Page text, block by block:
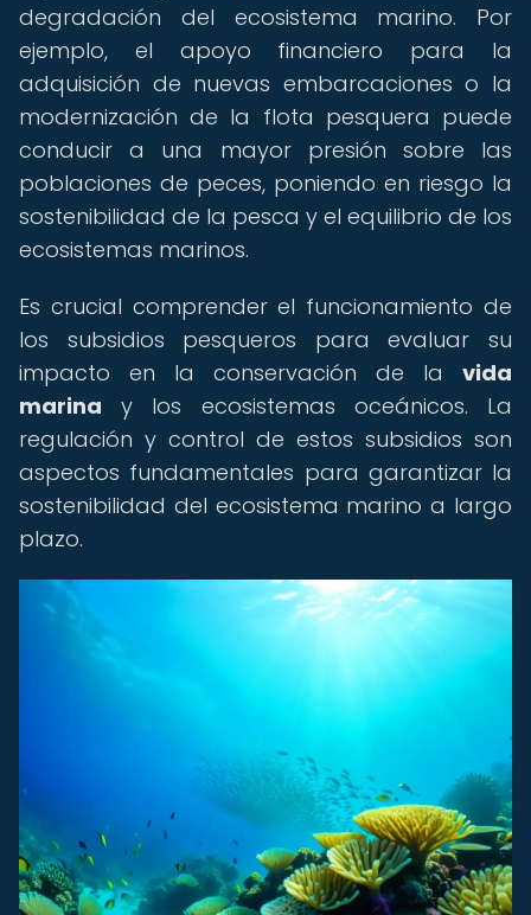
degradación del ecosistema marino. Por
ejemplo, el apoyo financiero para la
adquisición de nuevas embarcaciones o la
modernización de la flota pesquera puede
conducir a una mayor presión sobre las
poblaciones de peces, poniendo en riesgo la
sostenibilidad de la pesca y el equilibrio de los
ecosistemas marinos.
Es crucial comprender el funcionamiento de
los subsidios pesqueros para evaluar su
impacto en la conservación de la vida
marina y los ecosistemas oceánicos. La
regulación y control de estos subsidios son
aspectos fundamentales para garantizar la
sostenibilidad del ecosistema marino a largo
plazo.